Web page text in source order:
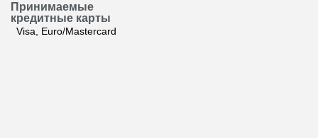
Принимаемые
кредитные карты
Visa, Euro/Mastercard